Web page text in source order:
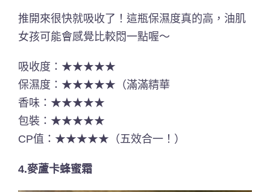
推開來很快就吸收了！這瓶保濕度真的高，油肌
女孩可能會感覺比較悶一點喔～
吸收度：★★★★★
保濕度：★★★★★（滿滿精華
香味：★★★★★
包裝：★★★★★
CP值：★★★★★（五效合一！）
4.麥蘆卡蜂蜜霜